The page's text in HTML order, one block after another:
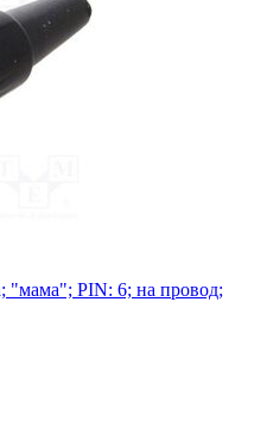
"мама"; PIN: 6; на провод;